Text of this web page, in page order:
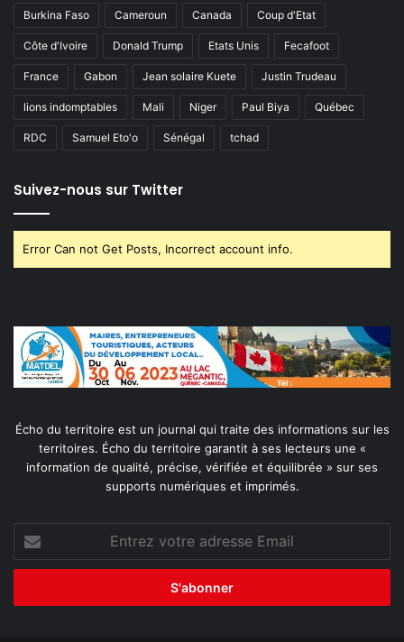
Burkina Faso Cameroun Canada Coup d'Etat
Côte d'Ivoire Donald Trump Etats Unis Fecafoot
France Gabon Jean solaire Kuete Justin Trudeau
lions indomptables Mali Niger Paul Biya Québec
RDC Samuel Eto'o Sénégal tchad
Suivez-nous sur Twitter
Error Can not Get Posts, Incorrect account info.
Écho du territoire est un journal qui traite des informations sur les
territoires. Écho du territoire garantit à ses lecteurs une «
information de qualité, précise, vérifiée et équilibrée » sur ses
supports numériques et imprimés.
Entrez
votre
adresse